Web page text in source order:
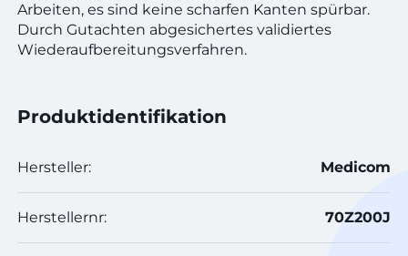
Arbeiten, es sind keine scharfen Kanten spürbar.
Durch Gutachten abgesichertes validiertes
Wiederaufbereitungsverfahren.
Produktidentifikation
Hersteller: Medicom
Herstellernr: 70Z200J